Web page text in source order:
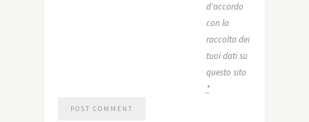
d'accordo
con la
raccolta dei
tuoi dati su
questo sito
*